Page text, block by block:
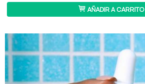
AÑADIR A CARRITO